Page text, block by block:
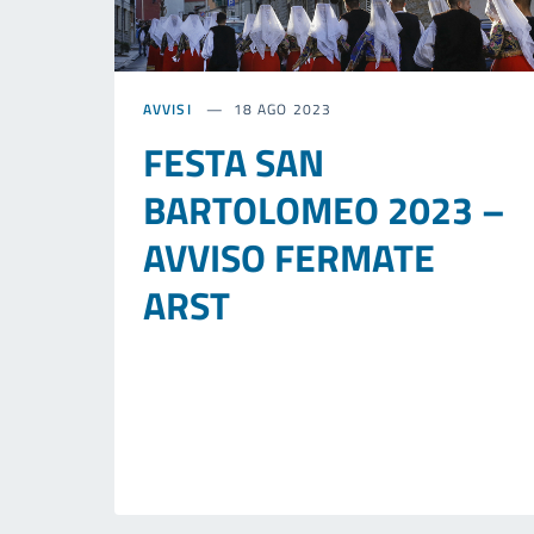
AVVISI 18 AGO 2023
FESTA SAN
BARTOLOMEO 2023 –
AVVISO FERMATE
ARST